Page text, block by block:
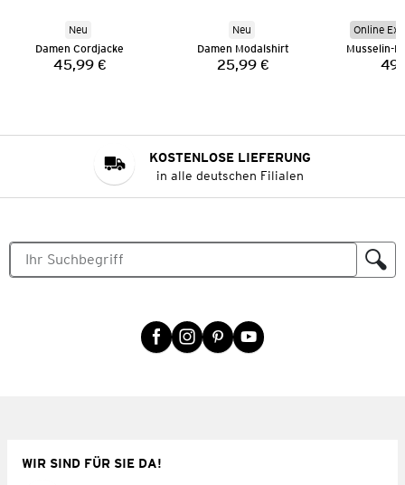
Neu
Damen Cordjacke
Preis:
45,99 €
Neu
Damen Modalshirt
Preis:
25,99 €
Online
KOSTENLOSE LIEFERUNG
in alle deutschen Filialen
WIR SIND FÜR SIE DA!